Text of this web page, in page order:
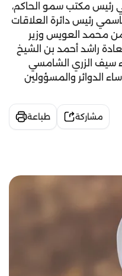
رئيس مكتب سمو الحاكم،
رئيس دائرة العلاقات
محمد العويس وزير
راشد أحمد بن الشيخ
سيف الزري الشامسي
الدوائر والمسؤولين
مشاركة طباعة